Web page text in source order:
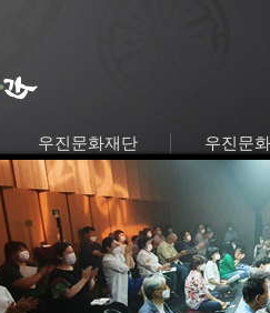
우진문화재단 우진문